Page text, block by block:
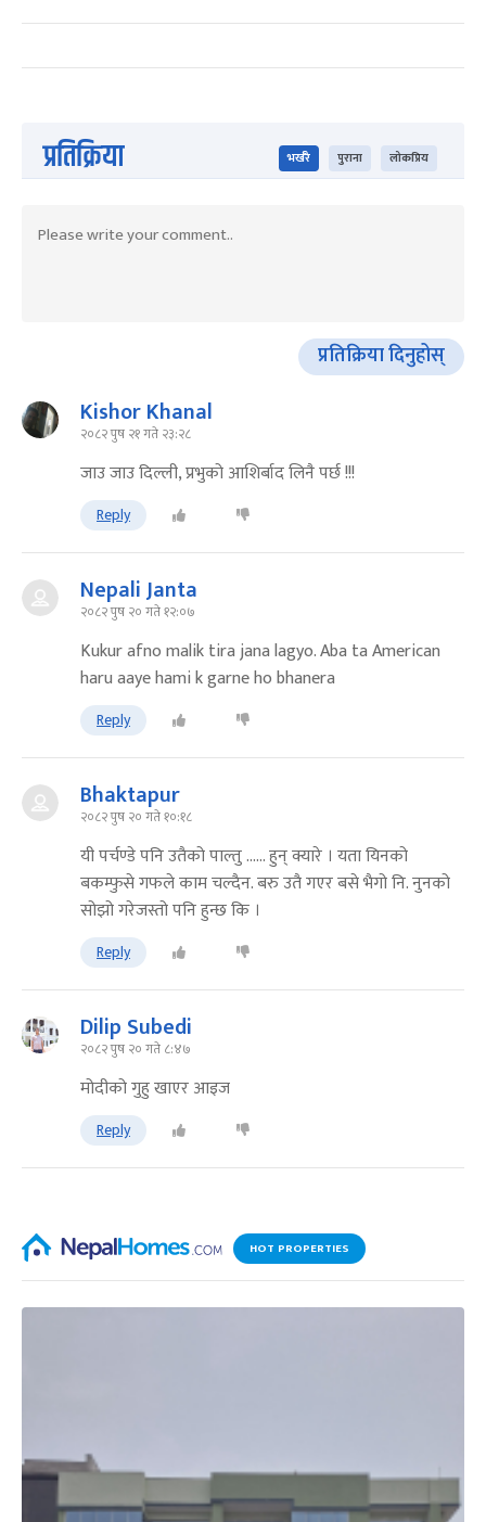
प्रतिक्रिया भर्खरै पुराना लोकप्रिय
प्रतिक्रिया दिनुहोस्
Kishor Khanal
२०८२ पुष २१ गते २३:२८
जाउ जाउ दिल्ली, प्रभुको आशिर्बाद लिनै पर्छ !!!
Reply
Nepali Janta
२०८२ पुष २० गते १२:०७
Kukur afno malik tira jana lagyo. Aba ta American
haru aaye hami k garne ho bhanera
Reply
Bhaktapur
२०८२ पुष २० गते १०:१८
यी पर्चण्डे पनि उतैको पाल्तु ...... हुन् क्यारे । यता यिनको
बकम्फुसे गफले काम चल्दैन. बरु उतै गएर बसे भैगो नि. नुनको
सोझो गरेजस्तो पनि हुन्छ कि ।
Reply
Dilip Subedi
२०८२ पुष २० गते ८:४७
मोदीको गुहु खाएर आइज
Reply
HOT PROPERTIES